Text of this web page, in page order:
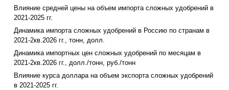
Влияние средней цены на объем импорта сложных удобрений в
2021-2025 гг.
Динамика импорта сложных удобрений в Россию по странам в
2021-2кв.2026 гг., тонн, долл.
Динамика импортных цен сложных удобрений по месяцам в
2021-2кв.2026 гг., долл./тонн, руб./тонн
Влияние курса доллара на объем экспорта сложных удобрений
в 2021-2025 гг.